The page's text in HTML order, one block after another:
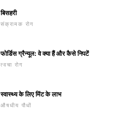
बिसहरी
संक्रामक रोग
फोर्डिस ग्रैन्यूल: वे क्या हैं और कैसे निपटें
त्वचा रोग
स्वास्थ्य के लिए मिंट के लाभ
औषधीय पौधों